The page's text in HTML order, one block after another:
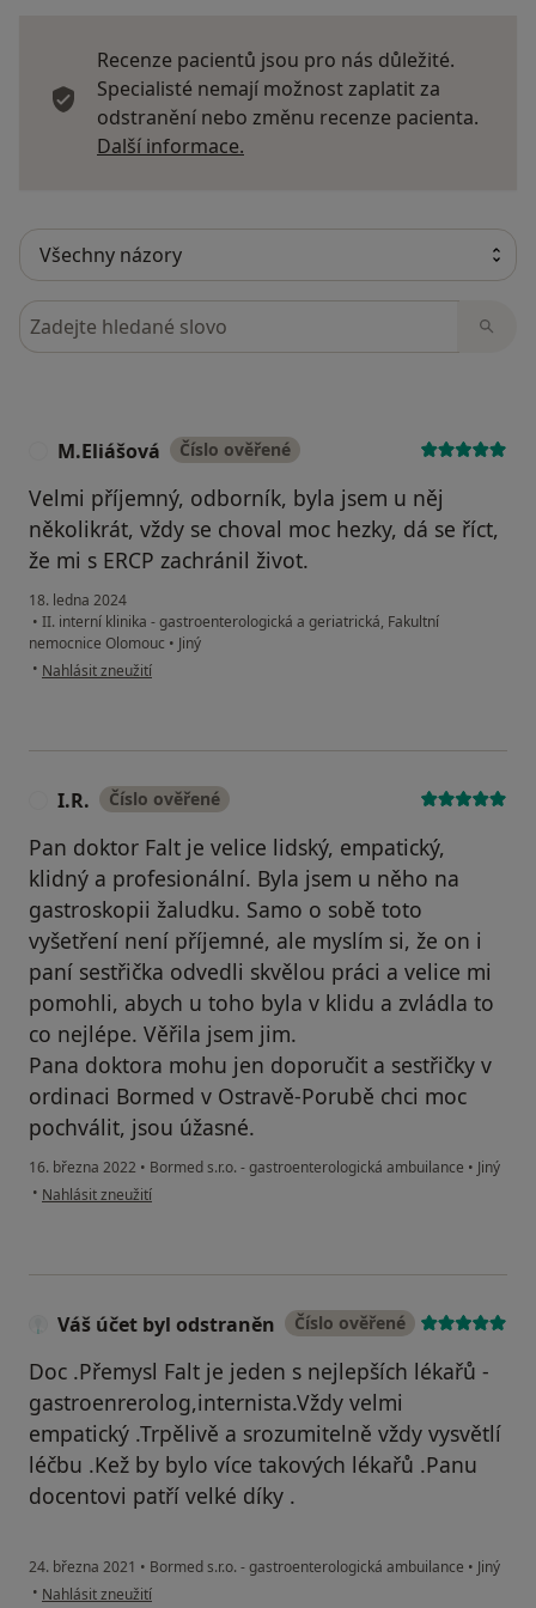
Recenze pacientů jsou pro nás důležité.
Specialisté nemají možnost zaplatit za
odstranění nebo změnu recenze pacienta.
Další informace.
Hledejte v názorech
M.Eliášová Číslo ověřené
Velmi příjemný, odborník, byla jsem u něj
několikrát, vždy se choval moc hezky, dá se říct,
že mi s ERCP zachránil život.
18. ledna 2024
• II. interní klinika - gastroenterologická a geriatrická, Fakultní
nemocnice Olomouc • Jiný
• podle názoru uživatele M.Eliášová
Nahlásit zneužití
I.R. Číslo ověřené
Pan doktor Falt je velice lidský, empatický,
klidný a profesionální. Byla jsem u něho na
gastroskopii žaludku. Samo o sobě toto
vyšetření není příjemné, ale myslím si, že on i
paní sestřička odvedli skvělou práci a velice mi
pomohli, abych u toho byla v klidu a zvládla to
co nejlépe. Věřila jsem jim.
Pana doktora mohu jen doporučit a sestřičky v
ordinaci Bormed v Ostravě-Porubě chci moc
pochválit, jsou úžasné.
16. března 2022 • Bormed s.r.o. - gastroenterologická ambuilance • Jiný
• podle názoru uživatele I.R.
Nahlásit zneužití
Váš účet byl odstraněn Číslo ověřené
Doc .Přemysl Falt je jeden s nejlepších lékařů -
gastroenrerolog,internista.Vždy velmi
empatický .Trpělivě a srozumitelně vždy vysvětlí
léčbu .Kež by bylo více takových lékařů .Panu
docentovi patří velké díky .
24. března 2021 • Bormed s.r.o. - gastroenterologická ambuilance • Jiný
• podle názoru uživatele Váš účet byl odstraněn
Nahlásit zneužití